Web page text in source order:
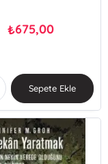
₺675,00
Sepete Ekle